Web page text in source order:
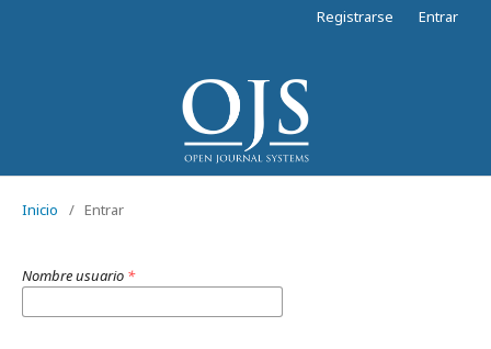
Registrarse Entrar
Inicio / Entrar
Nombre usuario *